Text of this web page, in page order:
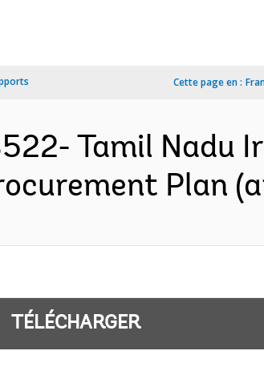
Cette page en :
Tamil Nadu
Plan
TÉLÉCHARGER